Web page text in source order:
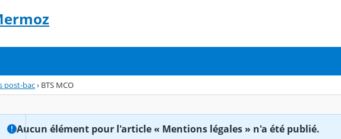
post-bac› BTS MCO
Aucun élément pour l'article « Mentions légales » n'a été publié.